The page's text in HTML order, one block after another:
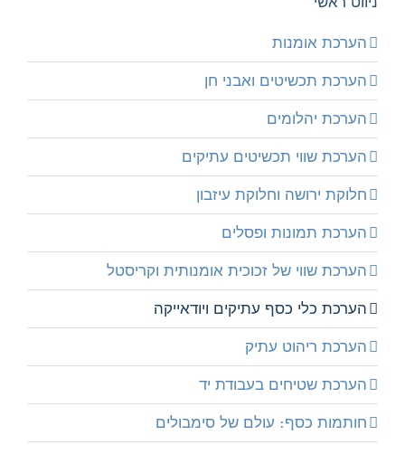
הערכת אומנות
הערכת תכשיטים ואבני חן
הערכת יהלומים
הערכת שווי תכשיטים עתיקים
חלוקת ירושה וחלוקת עיזבון
הערכת תמונות ופסלים
הערכת שווי של זכוכית אומנותית וקריסטל
הערכת כלי כסף עתיקים ויודאייקה
הערכת ריהוט עתיק
הערכת שטיחים בעבודת יד
חותמות כסף: עולם של סימבולים